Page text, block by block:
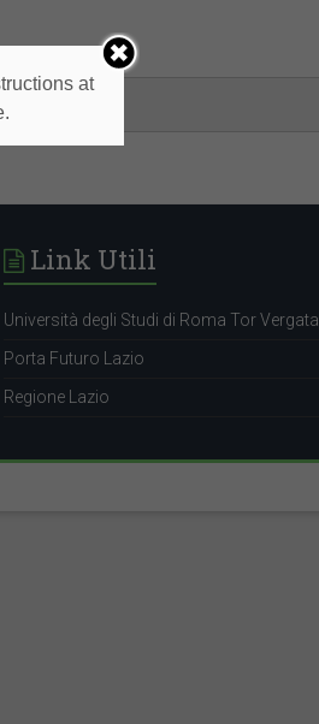
Link Utili
Università degli Studi di Roma Tor Vergata
Porta Futuro Lazio
Regione Lazio
at